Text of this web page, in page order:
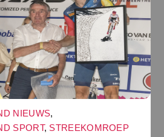
NIEUWS,
SPORT, STREEKOMROEP